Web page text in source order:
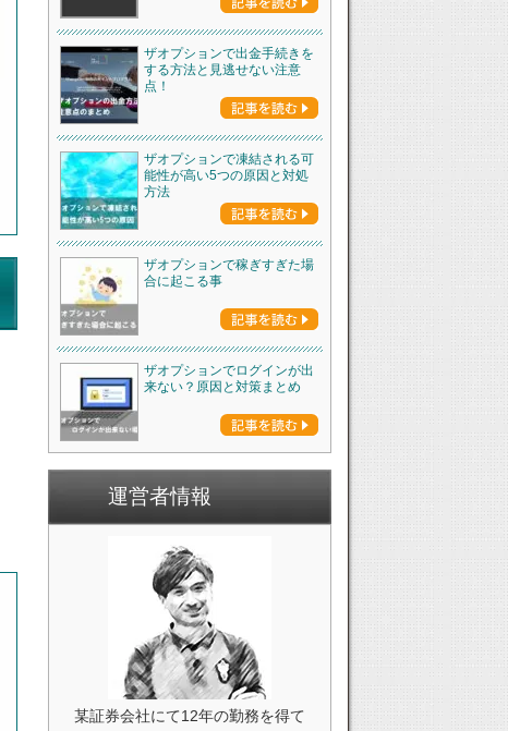
ザオプションで出金手続きを
する方法と見逃せない注意
点！
ザオプションで凍結される可
能性が高い5つの原因と対処
方法
ザオプションで稼ぎすぎた場
合に起こる事
ザオプションでログインが出
来ない？原因と対策まとめ
運営者情報
某証券会社にて12年の勤務を得て